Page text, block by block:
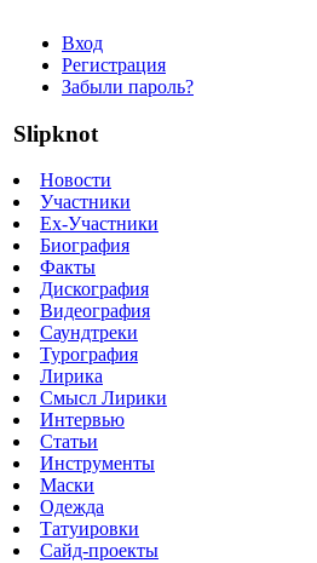
Вход
Регистрация
Забыли пароль?
Slipknot
Новости
Участники
Ex-Участники
Биография
Факты
Дискография
Видеография
Саундтреки
Турография
Лирика
Смысл Лирики
Интервью
Статьи
Инструменты
Маски
Одежда
Татуировки
Сайд-проекты